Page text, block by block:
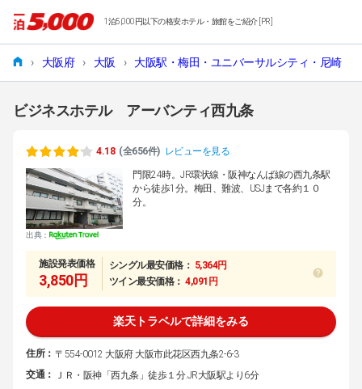
1泊5,000円以下の格安ホテル・旅館をご紹介 [PR]
› 大阪府 › 大阪 › 大阪駅・梅田・ユニバーサルシティ・尼崎
ビジネスホテル アーバンティ西九条
4.18 (全656件) レビューを見る
出典：
門限24時。JR環状線・阪神なんば線の西九条駅
から徒歩1分。梅田、難波、USJまで各約１０
分。
施設発表価格
3,850円
シングル最安価格： 5,364円
ツイン最安価格：4,091円
楽天トラベルで詳細をみる
住所： 〒554-0012 大阪府 大阪市此花区西九条2-6-3
交通：
ＪＲ・阪神「西九条」徒歩１分.JR大阪駅より6分